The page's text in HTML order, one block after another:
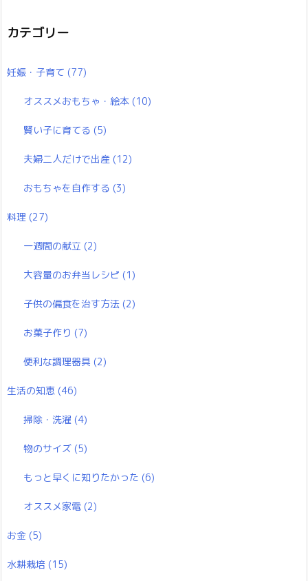
カテゴリー
妊娠・子育て (77)
オススメおもちゃ・絵本 (10)
賢い子に育てる (5)
夫婦二人だけで出産 (12)
おもちゃを自作する (3)
料理 (27)
一週間の献立 (2)
大容量のお弁当レシピ (1)
子供の偏食を治す方法 (2)
お菓子作り (7)
便利な調理器具 (2)
生活の知恵 (46)
掃除・洗濯 (4)
物のサイズ (5)
もっと早くに知りたかった (6)
オススメ家電 (2)
お金 (5)
水耕栽培 (15)